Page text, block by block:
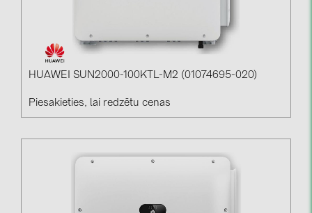
HUAWEI SUN2000-100KTL-M2 (01074695-020)
Piesakieties, lai redzētu cenas